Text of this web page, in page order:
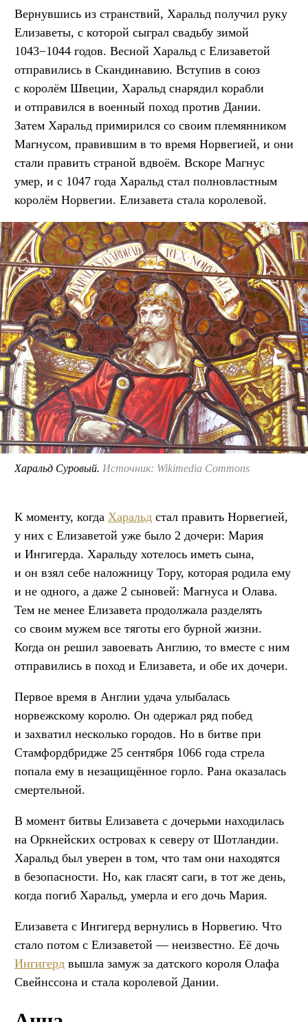
Вернувшись из странствий, Харальд получил руку
Елизаветы, с которой сыграл свадьбу зимой
1043−1044 годов. Весной Харальд с Елизаветой
отправились в Скандинавию. Вступив в союз
с королём Швеции, Харальд снарядил корабли
и отправился в военный поход против Дании.
Затем Харальд примирился со своим племянником
Магнусом, правившим в то время Норвегией, и они
стали править страной вдвоём. Вскоре Магнус
умер, и с 1047 года Харальд стал полновластным
королём Норвегии. Елизавета стала королевой.
Харальд Суровый. Источник: Wikimedia Commons
К моменту, когда Харальд стал править Норвегией,
у них с Елизаветой уже было 2 дочери: Мария
и Ингигерда. Харальду хотелось иметь сына,
и он взял себе наложницу Тору, которая родила ему
и не одного, а даже 2 сыновей: Магнуса и Олава.
Тем не менее Елизавета продолжала разделять
со своим мужем все тяготы его бурной жизни.
Когда он решил завоевать Англию, то вместе с ним
отправились в поход и Елизавета, и обе их дочери.
Первое время в Англии удача улыбалась
норвежскому королю. Он одержал ряд побед
и захватил несколько городов. Но в битве при
Стамфордбридже 25 сентября 1066 года стрела
попала ему в незащищённое горло. Рана оказалась
смертельной.
В момент битвы Елизавета с дочерьми находилась
на Оркнейских островах к северу от Шотландии.
Харальд был уверен в том, что там они находятся
в безопасности. Но, как гласят саги, в тот же день,
когда погиб Харальд, умерла и его дочь Мария.
Елизавета с Ингигерд вернулись в Норвегию. Что
стало потом с Елизаветой — неизвестно. Её дочь
Ингигерд вышла замуж за датского короля Олафа
Свейнссона и стала королевой Дании.